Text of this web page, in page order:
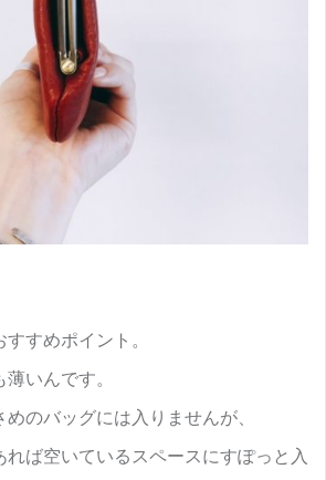
すめポイント。
いんです。
のバッグには入りませんが、
れば空いているスペースにすぽっと入